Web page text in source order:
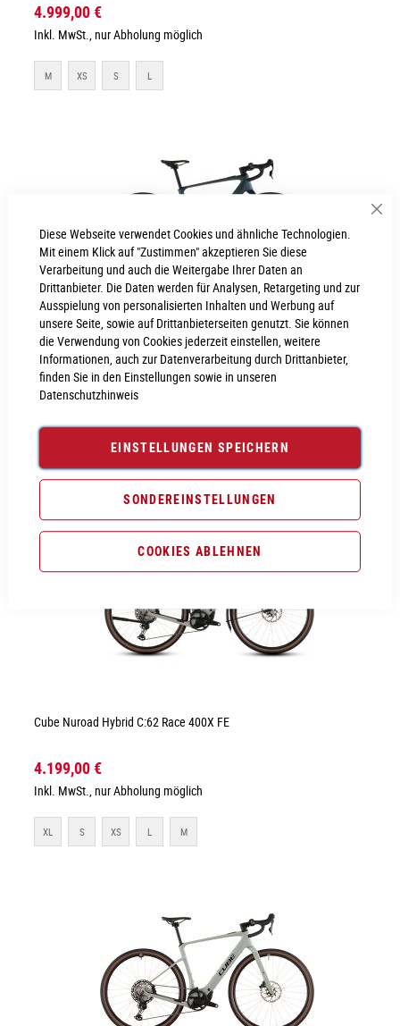
Diese Webseite verwendet Cookies und ähnliche Technologien.
Mit einem Klick auf "Zustimmen" akzeptieren Sie diese
Verarbeitung und auch die Weitergabe Ihrer Daten an
Drittanbieter. Die Daten werden für Analysen, Retargeting und zur
Ausspielung von personalisierten Inhalten und Werbung auf
unsere Seite, sowie auf Drittanbieterseiten genutzt. Sie können
die Verwendung von Cookies jederzeit einstellen, weitere
Informationen, auch zur Datenverarbeitung durch Drittanbieter,
finden Sie in den Einstellungen sowie in unseren
Datenschutzhinweis
EINSTELLUNGEN SPEICHERN
SONDEREINSTELLUNGEN
COOKIES ABLEHNEN
4.999,00 €
Inkl. MwSt., nur Abholung möglich
M XS S L
Cube Nuroad Hybrid C:62 SLT 400X
5.999,00 €
M S XS
Cube Nuroad Hybrid C:62 Race 400X FE
4.199,00 €
Inkl. MwSt., nur Abholung möglich
XL S XS L M